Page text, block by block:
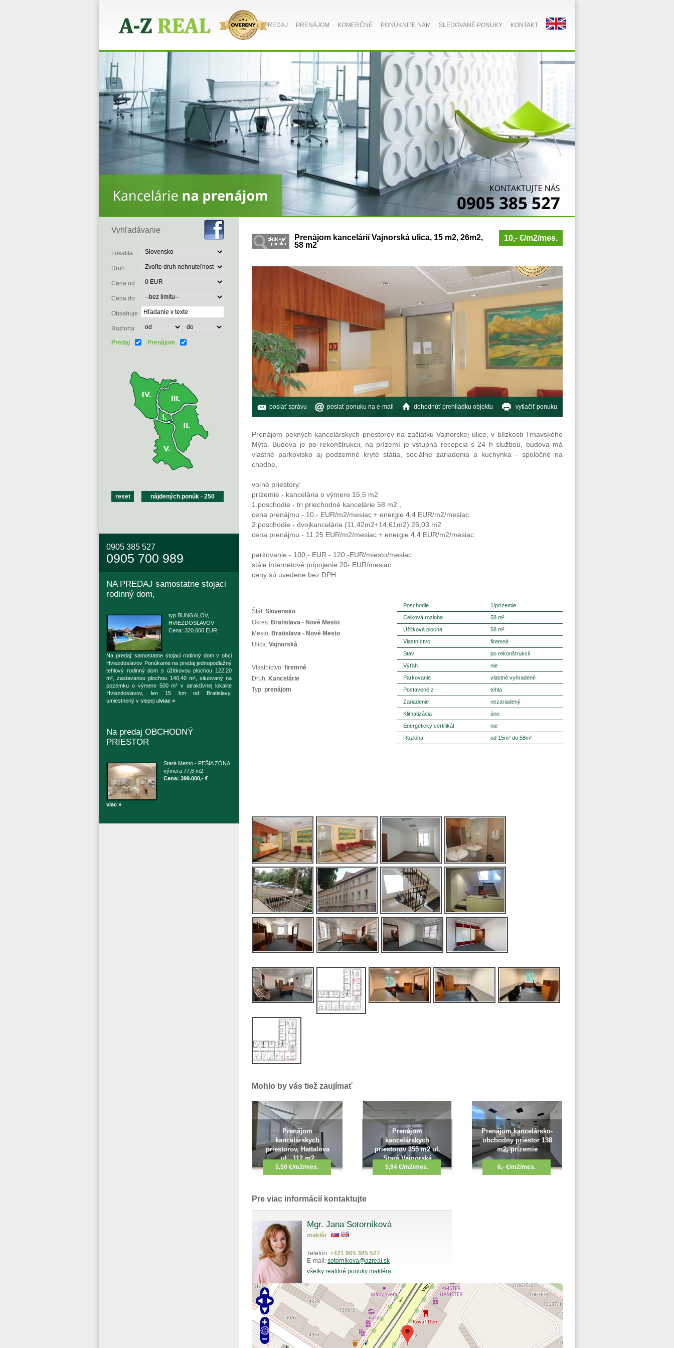
KONTAKT
SLEDOVANÉ PONUKY
PONÚKNITE NÁM
KOMERČNÉ
PRENÁJOM
PREDAJ
10,- €/m2/mes.
Prenájom kancelárií Vajnorská ulica, 15 m2, 26m2,
58 m2
poslať správu poslať ponuku na e-mail dohodnúť prehliadku objektu vytlačiť ponuku
Prenájom pekných kancelárskych priestorov na začiatku Vajnorskej ulice, v blízkosti Trnavského
Mýta. Budova je po rekonštrukcii, na prízemí je vstupná recepcia s 24 h službou, budova má
vlastné parkovisko aj podzemné kryté státia, sociálne zariadenia a kuchynka - spoločné na
chodbe,
voľné priestory:
prízemie - kancelária o výmere 15,5 m2
1.poschodie - tri priechodné kancelárie 58 m2 ,
cena prenájmu - 10,- EUR/m2/mesiac + energie 4,4 EUR/m2/mesiac
2.poschodie - dvojkancelária (11,42m2+14,61m2) 26,03 m2
cena prenájmu - 11,25 EUR/m2/mesiac + energie 4,4 EUR/m2/mesiac
parkovanie - 100,- EUR - 120,-EUR/miesto/mesiac
stále internetové pripojenie 20- EUR/mesiac
ceny sú uvedene bez DPH
Štát: Slovensko
Okres: Bratislava - Nové Mesto
Mesto: Bratislava - Nové Mesto
Ulica: Vajnorská
Vlastníctvo: firemné
Druh: Kancelárie
Typ: prenájom
Poschodie
1/prízemie
Celková rozloha
58 m²
Úžitková plocha
58 m²
Vlastníctvo
firemné
Stav
po rekonštrukcii
Výťah
nie
Parkovanie
vlastné vyhradené
Postavené z
tehla
Zariadenie
nezariadený
Klimatizácia
áno
Energetický certifikát
nie
Rozloha
od 15m² do 58m²
Mohlo by vás tiež zaujímať
Prenájom
kancelárskych
priestorov, Hattalova
ul., 112 m2
5,50 €/m2/mes.
Prenájom
kancelárskych
priestorov 355 m2 ul.
Stará Vajnorská
5,94 €/m2/mes.
Prenájom kancelársko-
obchodny priestor 138
m2, prízemie
6,- €/m2/mes.
Pre viac informácií kontaktujte
Mgr. Jana Sotorníková
maklér
Telefón: +421 905 385 527
E-mail: sotornikova@azreal.sk
všetky realitné ponuky makléra
Vyhľadávanie
Lokalita
Druh
Cena od
Cena do
Obsahuje
Rozloha
Predaj
Prenájom
0905 385 527
0905 700 989
NA PREDAJ samostatne stojaci
rodinný dom,
typ BUNGALOV,
HVIEZDOSLAVOV
Cena: 320.000 EUR
Na predaj: samostatne stojaci rodinný dom v obci
Hviezdoslavov Ponúkame na predaj jednopodlažný
tehlový rodinný dom s úžitkovou plochou 122,20
m², zastavanou plochou 140,40 m², situovaný na
pozemku o výmere 500 m² v atraktívnej lokalite
Hviezdoslavov, len 15 km od Bratislavy,
umiestnený v slepej ulviac »
Na predaj OBCHODNÝ
PRIESTOR
Staré Mesto - PEŠIA ZÓNA
výmera 77,6 m2
Cena: 399.000,- €
viac »